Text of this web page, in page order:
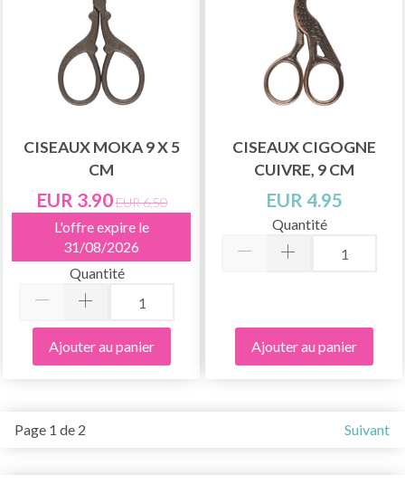
CISEAUX MOKA 9 X 5
CM
EUR 3.90EUR 6.50
L'offre expire le
31/08/2026
Quantité
Ajouter au panier
CISEAUX CIGOGNE
CUIVRE, 9 CM
EUR 4.95
Quantité
Ajouter au panier
Page 1 de 2 Suivant